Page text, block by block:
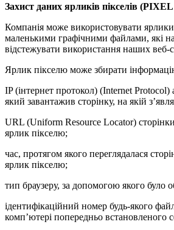
Захист даних ярликів пікселів
Компанія може використовувати
маленькими графічними файлами, які
відстежувати використання наших веб-
Ярлик пікселю може збирати
IP (інтернет протокол) (Internet Protocol)
який завантажив сторінку, на якій
URL (Uniform Resource Locator)
ярлик пікселю;
час, протягом якого переглядалася
ярлик пікселю;
тип браузеру, за допомогою якого було
ідентифікаційний номер будь-якого
комп’ютері попередньо встановленого